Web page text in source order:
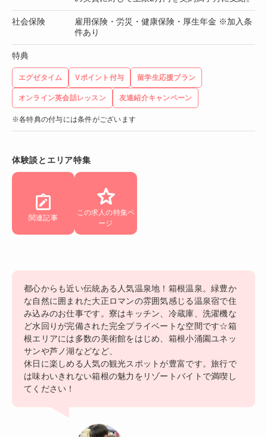
社会保険
雇用保険・労災・健康保険・厚生年金 ※加入条
件あり
特典
エグゼタイム Vポイント付与 留学生応援プラン
オンライン英会話レッスン 友達紹介キャンペーン
※各特典の付与には条件がございます
体験談とエリア特集
関連記事
この求人の特集ペ
ージ
都心からも近い伝統ある人気温泉地！箱根温泉。緑豊か
な自然に囲まれた大正ロマンの雰囲気感じる温泉宿で住
み込みのお仕事です。寮はキッチン、冷蔵庫、洗濯機な
ど水回りが完備された完全プライベートな空間です☆箱
根エリアには多数の美術館をはじめ、箱根小涌園ユネッ
サンや芦ノ湖などなど、
休日に楽しめる人気の観光スポットが豊富です。旅行で
は味わいきれない箱根の魅力をリゾートバイトで満喫し
てください！